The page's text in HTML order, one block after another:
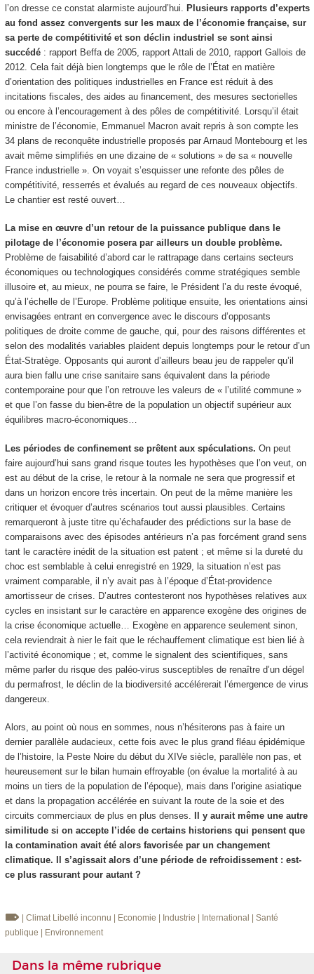
l’on dresse ce constat alarmiste aujourd’hui. Plusieurs rapports d’experts
au fond assez convergents sur les maux de l’économie française, sur
sa perte de compétitivité et son déclin industriel se sont ainsi
succédé: rapport Beffa de 2005, rapport Attali de 2010, rapport Gallois de
2012. Cela fait déjà bien longtemps que le rôle de l’État en matière
d’orientation des politiques industrielles en France est réduit à des
incitations fiscales, des aides au financement, des mesures sectorielles
ou encore à l’encouragement à des pôles de compétitivité. Lorsqu’il était
ministre de l’économie, Emmanuel Macron avait repris à son compte les
34 plans de reconquête industrielle proposés par Arnaud Montebourg et les
avait même simplifiés en une dizaine de « solutions » de sa « nouvelle
France industrielle ». On voyait s’esquisser une refonte des pôles de
compétitivité, resserrés et évalués au regard de ces nouveaux objectifs.
Le chantier est resté ouvert…
La mise en œuvre d’un retour de la puissance publique dans le
pilotage de l’économie posera par ailleurs un double problème.
Problème de faisabilité d’abord car le rattrapage dans certains secteurs
économiques ou technologiques considérés comme stratégiques semble
illusoire et, au mieux, ne pourra se faire, le Président l’a du reste évoqué,
qu’à l’échelle de l’Europe. Problème politique ensuite, les orientations ainsi
envisagées entrant en convergence avec le discours d’opposants
politiques de droite comme de gauche, qui, pour des raisons différentes et
selon des modalités variables plaident depuis longtemps pour le retour d’un
État-Stratège. Opposants qui auront d’ailleurs beau jeu de rappeler qu’il
aura bien fallu une crise sanitaire sans équivalent dans la période
contemporaine pour que l’on retrouve les valeurs de « l’utilité commune »
et que l’on fasse du bien-être de la population un objectif supérieur aux
équilibres macro-économiques…
Les périodes de confinement se prêtent aux spéculations. On peut
faire aujourd’hui sans grand risque toutes les hypothèses que l’on veut, on
est au début de la crise, le retour à la normale ne sera que progressif et
dans un horizon encore très incertain. On peut de la même manière les
critiquer et évoquer d’autres scénarios tout aussi plausibles. Certains
remarqueront à juste titre qu’échafauder des prédictions sur la base de
comparaisons avec des épisodes antérieurs n’a pas forcément grand sens
tant le caractère inédit de la situation est patent ; et même si la dureté du
choc est semblable à celui enregistré en 1929, la situation n’est pas
vraiment comparable, il n’y avait pas à l’époque d’État-providence
amortisseur de crises. D’autres contesteront nos hypothèses relatives aux
cycles en insistant sur le caractère en apparence exogène des origines de
la crise économique actuelle… Exogène en apparence seulement sinon,
cela reviendrait à nier le fait que le réchauffement climatique est bien lié à
l’activité économique ; et, comme le signalent des scientifiques, sans
même parler du risque des paléo-virus susceptibles de renaître d’un dégel
du permafrost, le déclin de la biodiversité accélérerait l’émergence de virus
dangereux.
Alors, au point où nous en sommes, nous n’hésiterons pas à faire un
dernier parallèle audacieux, cette fois avec le plus grand fléau épidémique
de l’histoire, la Peste Noire du début du XIVe siècle, parallèle non pas, et
heureusement sur le bilan humain effroyable (on évalue la mortalité à au
moins un tiers de la population de l’époque), mais dans l’origine asiatique
et dans la propagation accélérée en suivant la route de la soie et des
circuits commerciaux de plus en plus denses.
Il y aurait même une autre
similitude si on accepte l’idée de certains historiens qui pensent que
la contamination avait été alors favorisée par un changement
climatique. Il s’agissait alors d’une période de refroidissement : est-
ce plus rassurant pour autant ?
| Climat Libellé inconnu | Economie | Industrie | International | Santé
publique | Environnement
Dans la même rubrique